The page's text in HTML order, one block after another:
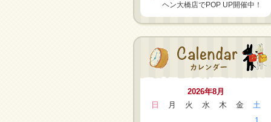
ヘン大橋店でPOP UP開催中！
2026年8月
日
月 火 水 木 金
土